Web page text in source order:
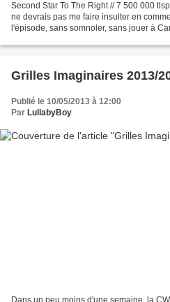
Second Star To The Right // 7 500 000
ne devrais pas me faire insulter en
l'épisode, sans somnoler, sans jouer à
Grilles Imaginaires 2013/
Publié le 10/05/2013 à 12:00
Par LullabyBoy
Dans un peu moins d'une semaine, la